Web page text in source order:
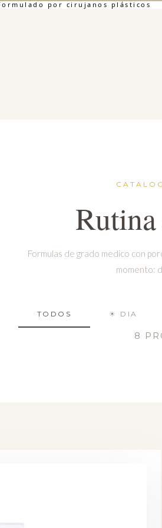
por cirujanos plásticos
Formulas de grado medico con
momento:
TODOS ☀ DIA
8